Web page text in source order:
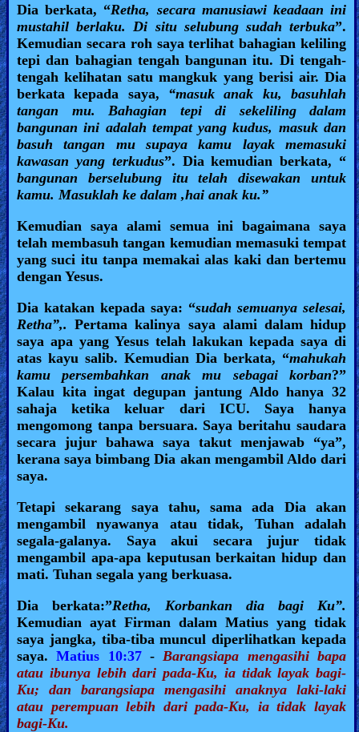
Dia berkata, “Retha, secara manusiawi keadaan ini
mustahil berlaku. Di situ selubung sudah terbuka”.
Kemudian secara roh saya terlihat bahagian keliling
tepi dan bahagian tengah bangunan itu. Di tengah-
tengah kelihatan satu mangkuk yang berisi air. Dia
berkata kepada saya, “masuk anak ku, basuhlah
tangan mu. Bahagian tepi di sekeliling dalam
bangunan ini adalah tempat yang kudus, masuk dan
basuh tangan mu supaya kamu layak memasuki
kawasan yang terkudus”. Dia kemudian berkata, “
bangunan berselubung itu telah disewakan untuk
kamu. Masuklah ke dalam ,hai anak ku.”
Kemudian saya alami semua ini bagaimana saya
telah membasuh tangan kemudian memasuki tempat
yang suci itu tanpa memakai alas kaki dan bertemu
dengan Yesus.
Dia katakan kepada saya: “sudah semuanya selesai,
Retha”,. Pertama kalinya saya alami dalam hidup
saya apa yang Yesus telah lakukan kepada saya di
atas kayu salib. Kemudian Dia berkata, “mahukah
kamu persembahkan anak mu sebagai korban?”
Kalau kita ingat degupan jantung Aldo hanya 32
sahaja ketika keluar dari ICU. Saya hanya
mengomong tanpa bersuara. Saya beritahu saudara
secara jujur bahawa saya takut menjawab “ya”,
kerana saya bimbang Dia akan mengambil Aldo dari
saya.
Tetapi sekarang saya tahu, sama ada Dia akan
mengambil nyawanya atau tidak, Tuhan adalah
segala-galanya. Saya akui secara jujur tidak
mengambil apa-apa keputusan berkaitan hidup dan
mati. Tuhan segala yang berkuasa.
Dia berkata:”Retha, Korbankan dia bagi Ku”.
Kemudian ayat Firman dalam Matius yang tidak
saya jangka, tiba-tiba muncul diperlihatkan kepada
saya.Matius 10:37- Barangsiapa mengasihi bapa
atau ibunya lebih dari pada-Ku, ia tidak layak bagi-
Ku; dan barangsiapa mengasihi anaknya laki-laki
atau perempuan lebih dari pada-Ku, ia tidak layak
bagi-Ku.